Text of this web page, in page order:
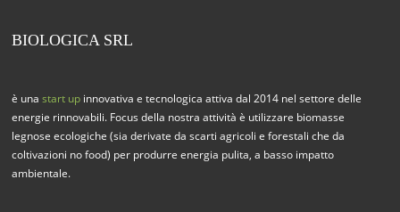
BIOLOGICA SRL
è unastart up innovativa e tecnologica attiva dal 2014 nel settore delle
energie rinnovabili. Focus della nostra attività è utilizzare biomasse
legnose ecologiche (sia derivate da scarti agricoli e forestali che da
coltivazioni no food) per produrre energia pulita, a basso impatto
ambientale.